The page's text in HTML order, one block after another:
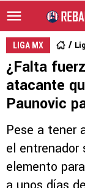
LIGA MX
¿Falta
atacante
Paunovic
Pese a tener
el entrenador
elemento